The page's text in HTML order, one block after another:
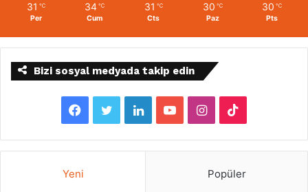
31 ℃
Per
34 ℃
Cum
31 ℃
Cts
30 ℃
Paz
30 ℃
Pts
Bizi sosyal medyada takip edin
a
w
L
i
o
I
n
i
Yeni Popüler